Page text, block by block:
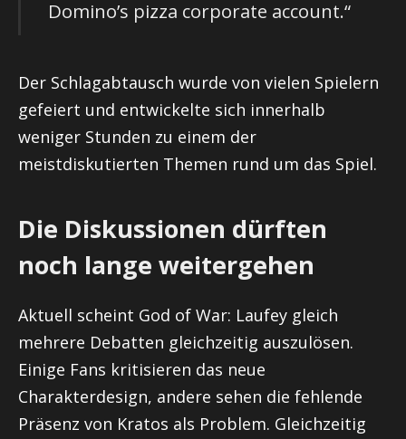
Domino’s pizza corporate account.“
Der Schlagabtausch wurde von vielen Spielern
gefeiert und entwickelte sich innerhalb
weniger Stunden zu einem der
meistdiskutierten Themen rund um das Spiel.
Die Diskussionen dürften
noch lange weitergehen
Aktuell scheint God of War: Laufey gleich
mehrere Debatten gleichzeitig auszulösen.
Einige Fans kritisieren das neue
Charakterdesign, andere sehen die fehlende
Präsenz von Kratos als Problem. Gleichzeitig